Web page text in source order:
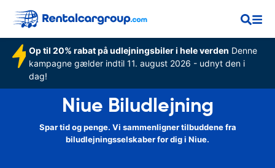
Op til 20% rabat på udlejningsbiler i hele verden Denne
kampagne gælder indtil 11. august 2026 - udnyt den i
dag!
Niue Biludlejning
Spar tid og penge. Vi sammenligner tilbuddene fra
biludlejningsselskaber for dig i Niue.